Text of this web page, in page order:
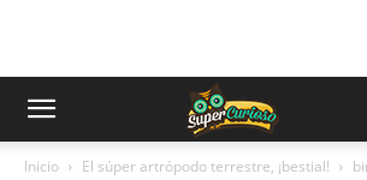
Inicio El súper artrópodo terrestre, ¡bestial!